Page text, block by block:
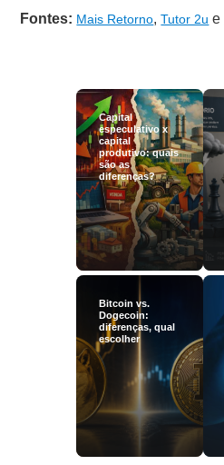
Fontes: Mais Retorno,Tutor 2u e
Capital
especulativo x
capital
produtivo: quais
são as
diferenças?
Bitcoin vs.
Dogecoin:
diferenças, qual
escolher